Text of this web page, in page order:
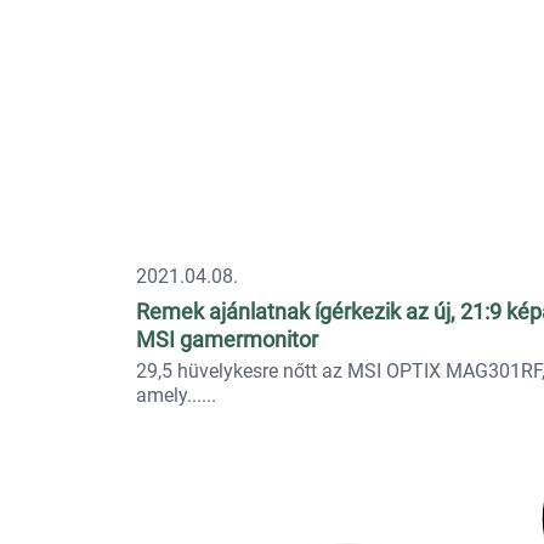
2021.04.08.
Remek ajánlatnak ígérkezik az új, 21:9
MSI gamermonitor
29,5 hüvelykesre nőtt az MSI OPTIX MAG301RF,
amely...